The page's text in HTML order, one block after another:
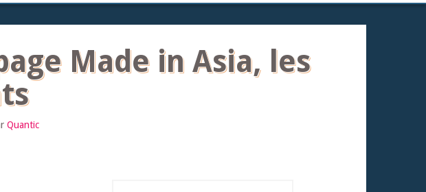
Made in Asia, les
Quantic